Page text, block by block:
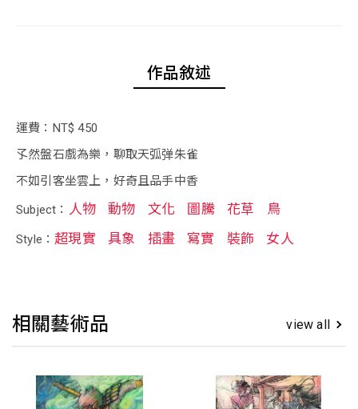
作品敘述
運費：NT$ 450
孓然盤石戲為樂，聊取天弧弹朱雀
不如引客坐雲上，好奇且品手中香
Subject： 人物 動物 文化 圖騰 花草 鳥
Style：超現實 具象 插畫 寫實 裝飾 女人
相關藝術品 view all